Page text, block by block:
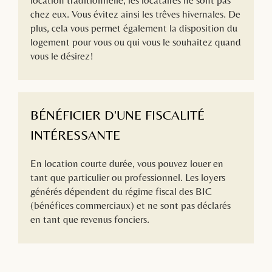
chez eux. Vous évitez ainsi les trêves hivernales. De
plus, cela vous permet également la disposition du
logement pour vous ou qui vous le souhaitez quand
vous le désirez!
BÉNÉFICIER D'UNE FISCALITÉ
INTÉRESSANTE
En location courte durée, vous pouvez louer en
tant que particulier ou professionnel. Les loyers
générés dépendent du régime fiscal des BIC
(bénéfices commerciaux) et ne sont pas déclarés
en tant que revenus fonciers.